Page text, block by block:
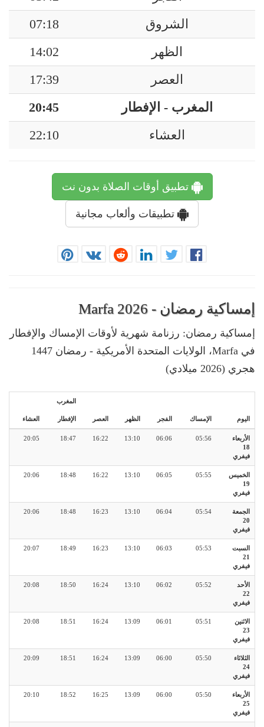
الشروق
07:18
الظهر
14:02
العصر
17:39
المغرب - الإفطار
20:45
العشاء
22:10
تطبيق أوقات الصلاة بدون نت
تطبيقات وألعاب مجانية
إمساكية رمضان - Marfa 2026
إمساكية رمضان: رزنامة شهرية لأوقات الإمساك والإفطار
في Marfa، الولايات المتحدة الأمريكية - رمضان 1447
هجري (2026 ميلادي)
اليوم الإمساك الفجر الظهر العصر
المغرب
الإفطار العشاء
الأربعاء
18
فيفري
05:56
06:06
13:10
16:22
18:47
20:05
الخميس
19
فيفري
05:55
06:05
13:10
16:22
18:48
20:06
الجمعة
20
فيفري
05:54
06:04
13:10
16:23
18:48
20:06
السبت
21
فيفري
05:53
06:03
13:10
16:23
18:49
20:07
الأحد
22
فيفري
05:52
06:02
13:10
16:24
18:50
20:08
الاثنين
23
فيفري
05:51
06:01
13:09
16:24
18:51
20:08
الثلاثاء
24
فيفري
05:50
06:00
13:09
16:24
18:51
20:09
الأربعاء
25
فيفري
05:50
06:00
13:09
16:25
18:52
20:10